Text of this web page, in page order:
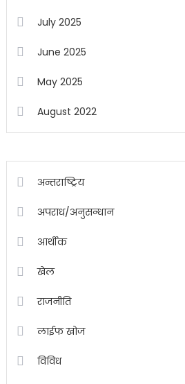
July 2025
June 2025
May 2025
August 2022
अन्तराष्ट्रिय
अपराध/अनुसन्धान
आर्थीक
खेल
राजनीति
लाईफ खोज
विविध